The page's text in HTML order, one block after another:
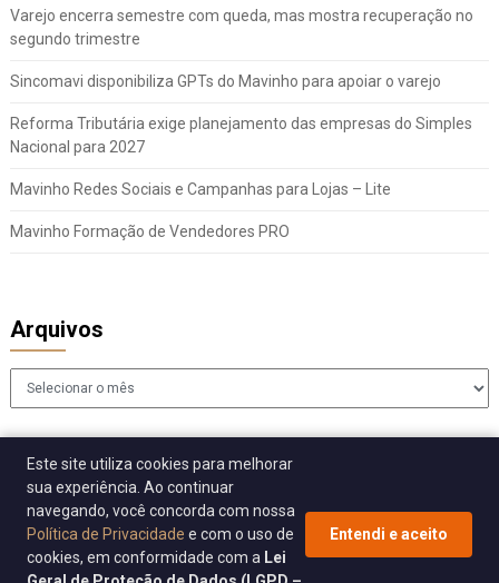
Varejo encerra semestre com queda, mas mostra recuperação no
segundo trimestre
Sincomavi disponibiliza GPTs do Mavinho para apoiar o varejo
Reforma Tributária exige planejamento das empresas do Simples
Nacional para 2027
Mavinho Redes Sociais e Campanhas para Lojas – Lite
Mavinho Formação de Vendedores PRO
Arquivos
Arquivos
© 2026 Sincomavi Alerta| WordPress Theme bySuperb WordPress
Este site utiliza cookies para melhorar
sua experiência. Ao continuar
navegando, você concorda com nossa
Política de Privacidade e com o uso de
cookies, em conformidade com a Lei
Entendi e aceito